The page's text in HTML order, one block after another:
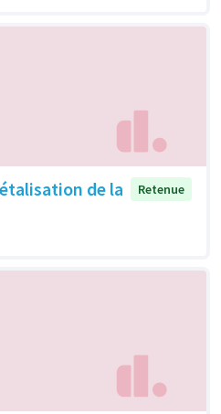
de la
Retenue